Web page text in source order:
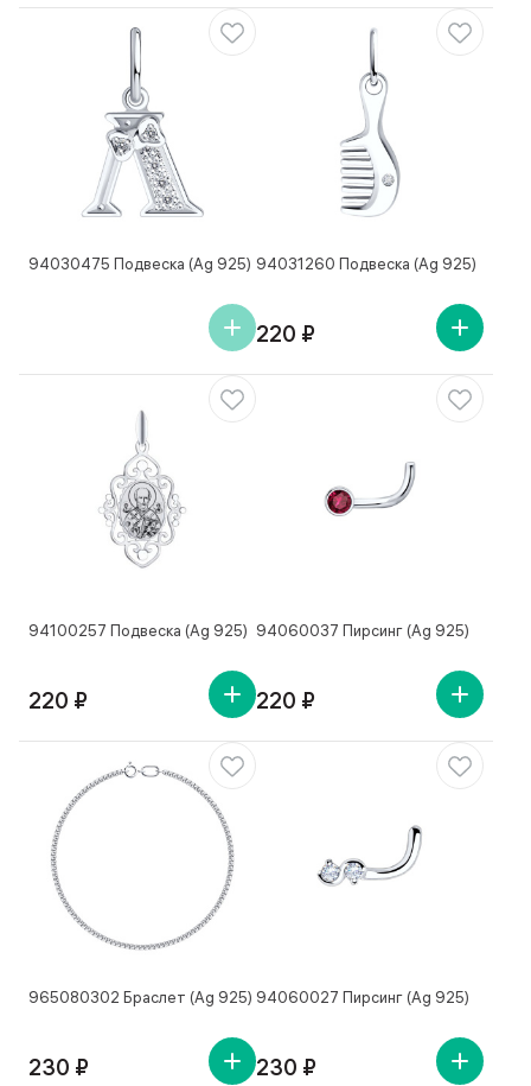
94030475 Подвеска (Ag 925) 94031260 Подвеска (Ag 925)
220 ₽
94100257 Подвеска (Ag 925)
220 ₽
94060037 Пирсинг (Ag 925)
220 ₽
965080302 Браслет (Ag 925)
230 ₽
94060027 Пирсинг (Ag 925)
230 ₽